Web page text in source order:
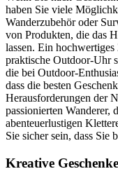
haben Sie viele
Wanderzubehör oder
von Produkten, die das
lassen. Ein hochwertiges
praktische Outdoor-Uhr
die bei Outdoor-
dass die besten
Herausforderungen der
passionierten Wanderer,
abenteuerlustigen
Sie sicher sein, dass Sie
Kreative